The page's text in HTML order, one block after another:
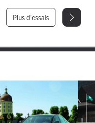
Plus d'essais